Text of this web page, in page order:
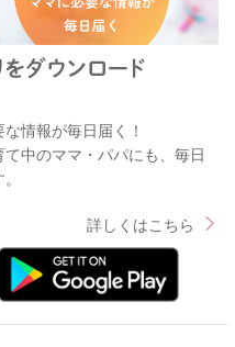
情報が毎日届く！
中のママ・パパにも、毎日
詳しくはこちら